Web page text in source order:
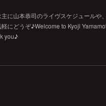
に山本恭司のライヴスケジュールや
にどうぞ♪Welcome to Kyoji
you♪